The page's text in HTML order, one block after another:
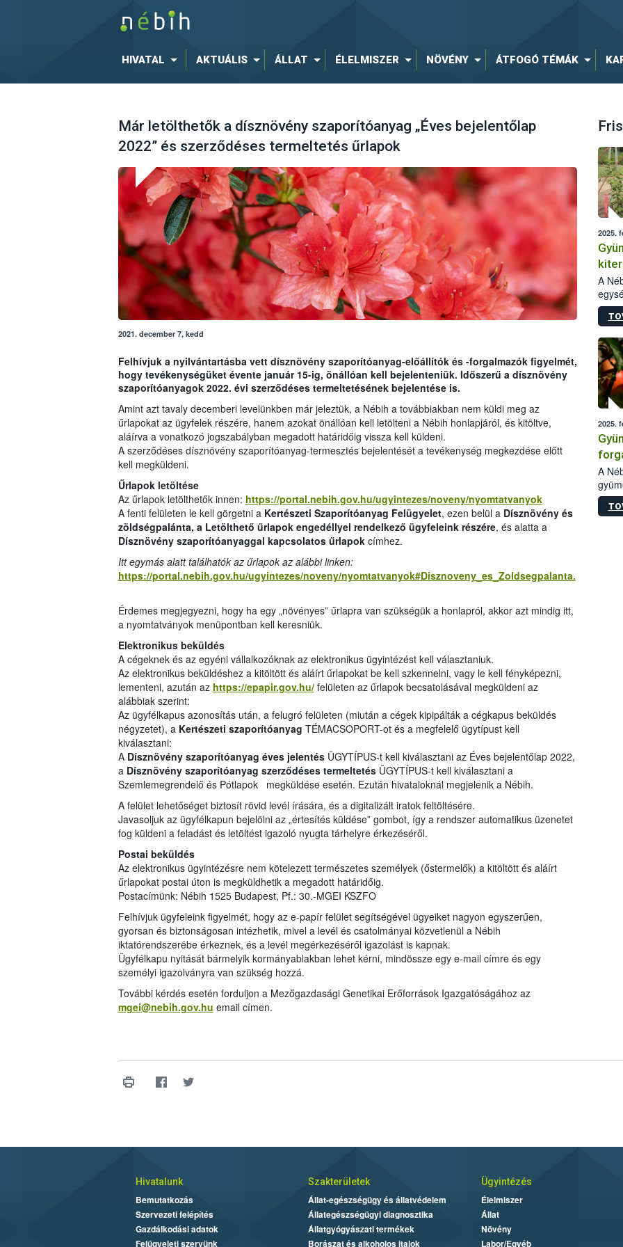
HIVATAL AKTUÁLIS ÁLLAT ÉLELMISZER NÖVÉNY ÁTFOGÓ TÉMÁK
Már letölthetők a dísznövény szaporítóanyag „Éves bejelentőlap
2022” és szerződéses termeltetés űrlapok
2021. december 7, kedd
Felhívjuk a nyilvántartásba vett dísznövény szaporítóanyag-előállítók és -forgalmazók figyelmét,
hogy tevékenységüket évente január 15-ig, önállóan kell bejelenteniük. Időszerű a dísznövény
szaporítóanyagok 2022. évi szerződéses termeltetésének bejelentése is.
Amint azt tavaly decemberi levelünkben már jeleztük, a Nébih a továbbiakban nem küldi meg az
űrlapokat az ügyfelek részére, hanem azokat önállóan kell letölteni a Nébih honlapjáról, és kitöltve,
aláírva a vonatkozó jogszabályban megadott határidőig vissza kell küldeni.
A szerződéses dísznövény szaporítóanyag-termesztés bejelentését a tevékenység megkezdése előtt
kell megküldeni.
Űrlapok letöltése
Az űrlapok letölthetők innen: https://portal.nebih.gov.hu/ugyintezes/noveny/nyomtatvanyok
A fenti felületen le kell görgetni a Kertészeti Szaporítóanyag Felügyelet, ezen belül a Dísznövény és
zöldségpalánta, a Letölthető űrlapok engedéllyel rendelkező ügyfeleink részére, és alatta a
Dísznövény szaporítóanyaggal kapcsolatos űrlapokcímhez.
Itt egymás alatt találhatók az űrlapok az alábbi linken:
https://portal.nebih.gov.hu/ugyintezes/noveny/nyomtatvanyok#Disznoveny_es_Zoldsegpalanta.
Érdemes megjegyezni, hogy ha egy „növényes” űrlapra van szükségük a honlapról, akkor azt mindig itt,
a nyomtatványok menüpontban kell keresniük.
Elektronikus beküldés
A cégeknek és az egyéni vállalkozóknak az elektronikus ügyintézést kell választaniuk.
Az elektronikus beküldéshez a kitöltött és aláírt űrlapokat be kell szkennelni, vagy le kell fényképezni,
lementeni, azután az https://epapir.gov.hu/felületen az űrlapok becsatolásával megküldeni az
alábbiak szerint:
Az ügyfélkapus azonosítás után, a felugró felületen (miután a cégek kipipálták a cégkapus beküldés
négyzetet), a Kertészeti szaporítóanyag TÉMACSOPORT-ot és a megfelelő ügytípust kell
kiválasztani:
A Dísznövény szaporítóanyag éves jelentésÜGYTÍPUS-t kell kiválasztani az Éves bejelentőlap 2022,
a Dísznövény szaporítóanyag szerződéses termeltetésÜGYTÍPUS-t kell kiválasztani a
Szemlemegrendelő és Pótlapok megküldése esetén. Ezután hivataloknál megjelenik a Nébih.
A felület lehetőséget biztosít rövid levél írására, és a digitalizált iratok feltöltésére.
Javasoljuk az ügyfélkapun bejelölni az „értesítés küldése” gombot, így a rendszer automatikus üzenetet
fog küldeni a feladást és letöltést igazoló nyugta tárhelyre érkezéséről.
Postai beküldés
Az elektronikus ügyintézésre nem kötelezett természetes személyek (őstermelők) a kitöltött és aláírt
űrlapokat postai úton is megküldhetik a megadott határidőig.
Postacímünk: Nébih 1525 Budapest, Pf.: 30.-MGEI KSZFO
Felhívjuk ügyfeleink figyelmét, hogy az e-papír felület segítségével ügyeiket nagyon egyszerűen,
gyorsan és biztonságosan intézhetik, mivel a levél és csatolmányai közvetlenül a Nébih
iktatórendszerébe érkeznek, és a levél megérkezéséről igazolást is kapnak.
Ügyfélkapu nyitását bármelyik kormányablakban lehet kérni, mindössze egy e-mail címre és egy
személyi igazolványra van szükség hozzá.
További kérdés esetén forduljon a Mezőgazdasági Genetikai Erőforrások Igazgatóságához az
mgei@nebih.gov.hu email címen.
2025.
A
való
2025.
A
Hivatalunk
Bemutatkozás
Szervezeti felépítés
Gazdálkodási adatok
Felügyeleti szervünk
Szakterületek
Állat-egészségügy és állatvédelem
Állategészségügyi diagnosztika
Állatgyógyászati termékek
Borászat és alkoholos italok
Ügyintézés
Élelmiszer
Állat
Növény
Labor/Egyéb